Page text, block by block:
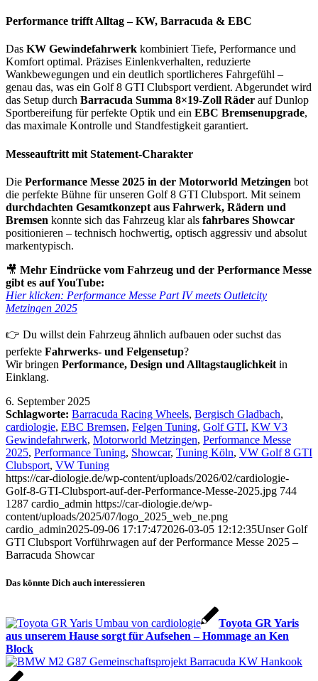
Performance trifft Alltag – KW, Barracuda & EBC
Das KW Gewindefahrwerk kombiniert Tiefe, Performance und
Komfort optimal. Präzises Einlenkverhalten, reduzierte
Wankbewegungen und ein deutlich sportlicheres Fahrgefühl –
genau das, was ein Golf 8 GTI Clubsport verdient. Abgerundet wird
das Setup durch Barracuda Summa 8×19-Zoll Räder auf Dunlop
Sportbereifung für perfekte Optik und ein EBC Bremsenupgrade,
das maximale Kontrolle und Standfestigkeit garantiert.
Messeauftritt mit Statement-Charakter
Die Performance Messe 2025 in der Motorworld Metzingen bot
die perfekte Bühne für unseren Golf 8 GTI Clubsport. Mit seinem
durchdachten Gesamtkonzept aus Fahrwerk, Rädern und
Bremsen konnte sich das Fahrzeug klar als fahrbares Showcar
positionieren – technisch hochwertig, optisch aggressiv und absolut
markentypisch.
🎥 Mehr Eindrücke vom Fahrzeug und der Performance Messe
gibt es auf YouTube:
Hier klicken: Performance Messe Part IV meets Outletcity
Metzingen 2025
👉 Du willst dein Fahrzeug ähnlich aufbauen oder suchst das
perfekte Fahrwerks- und Felgensetup?
Wir bringen Performance, Design und Alltagstauglichkeit in
Einklang.
6. September 2025
Schlagworte: Barracuda Racing Wheels, Bergisch Gladbach,
cardiologie, EBC Bremsen, Felgen Tuning, Golf GTI, KW V3
Gewindefahrwerk, Motorworld Metzingen, Performance Messe
2025, Performance Tuning, Showcar, Tuning Köln, VW Golf 8 GTI
Clubsport, VW Tuning
https://car-diologie.de/wp-content/uploads/2026/02/cardiologie-
Golf-8-GTI-Clubsport-auf-der-Performance-Messe-2025.jpg 744
1287 cardio_admin https://car-diologie.de/wp-
content/uploads/2025/07/logo_2025_web_ne.png
cardio_admin2025-09-06 17:17:472026-03-05 12:12:35Unser Golf
GTI Clubsport Vorführwagen auf der Performance Messe 2025 –
Barracuda Showcar
Das könnte Dich auch interessieren
Toyota GR Yaris
aus unserem Hause sorgt für Aufsehen – Hommage an Ken
Block